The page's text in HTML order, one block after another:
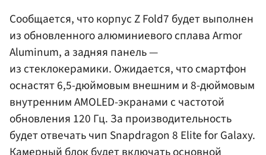
Сообщается, что корпус Z Fold7 будет выполнен
из обновленного алюминиевого сплава Armor
Aluminum, а задняя панель —
из стеклокерамики. Ожидается, что смартфон
оснастят 6,5-дюймовым внешним и 8-дюймовым
внутренним AMOLED-экранами с частотой
обновления 120 Гц. За производительность
будет отвечать чип Snapdragon 8 Elite for Galaxy.